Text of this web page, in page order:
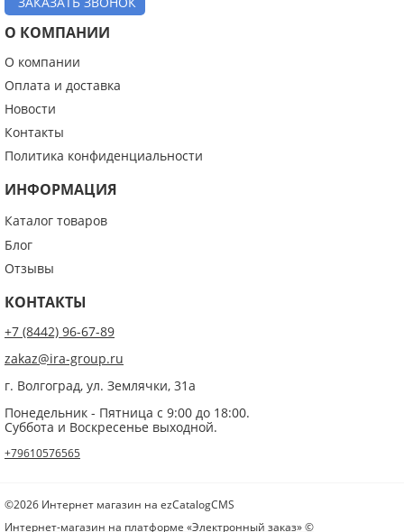
О КОМПАНИИ
О компании
Оплата и доставка
Новости
Контакты
Политика конфиденциальности
ИНФОРМАЦИЯ
Каталог товаров
Блог
Отзывы
КОНТАКТЫ
+7 (8442) 96-67-89
zakaz@ira-group.ru
г. Волгоград, ул. Землячки, 31а
Понедельник - Пятница с 9:00 до 18:00.
Суббота и Воскресенье выходной.
+79610576565
©2026 Интернет магазин на ezCatalogCMS
Интернет-магазин на платформе «Электронный заказ» ©